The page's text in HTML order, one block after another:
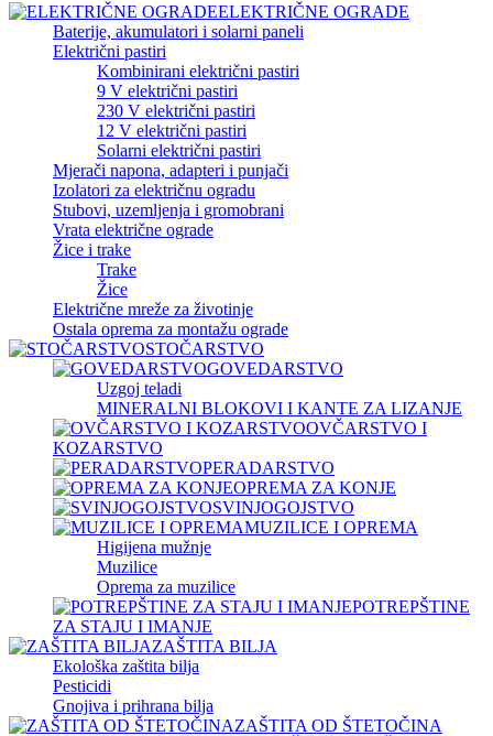
ELEKTRIČNE OGRADE
Baterije, akumulatori i solarni paneli
Električni pastiri
Kombinirani električni pastiri
9 V električni pastiri
230 V električni pastiri
12 V električni pastiri
Solarni električni pastiri
Mjerači napona, adapteri i punjači
Izolatori za električnu ogradu
Stubovi, uzemljenja i gromobrani
Vrata električne ograde
Žice i trake
Trake
Žice
Električne mreže za životinje
Ostala oprema za montažu ograde
STOČARSTVO
GOVEDARSTVO
Uzgoj teladi
MINERALNI BLOKOVI I KANTE ZA LIZANJE
OVČARSTVO I
KOZARSTVO
PERADARSTVO
OPREMA ZA KONJE
SVINJOGOJSTVO
MUZILICE I OPREMA
Higijena mužnje
Muzilice
Oprema za muzilice
POTREPŠTINE
ZA STAJU I IMANJE
ZAŠTITA BILJA
Ekološka zaštita bilja
Pesticidi
Gnojiva i prihrana bilja
ZAŠTITA OD ŠTETOČINA